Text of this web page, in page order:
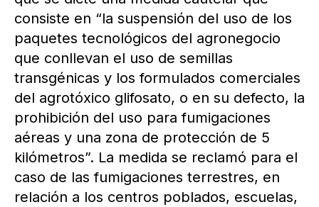
consiste en “la suspensión del uso de los
paquetes tecnológicos del agronegocio
que conllevan el uso de semillas
transgénicas y los formulados comerciales
del agrotóxico glifosato, o en su defecto, la
prohibición del uso para fumigaciones
aéreas y una zona de protección de 5
kilómetros”. La medida se reclamó para el
caso de las fumigaciones terrestres, en
relación a los centros poblados, escuelas,